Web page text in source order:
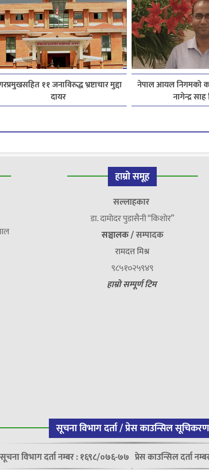
११ जनाविरुद्ध भ्रष्टाचार मुद्दा
दायर
नेपाल आयल निगमको
नागेन्द्र
हाम्रो समूह
सल्लाहकार
डा. दामाेदर पुडासैनी “किशाेर”
सञ्चालक /सम्पादक
रामदत्त मिश्र
९८५१०२५९४९
हाम्रो सम्पूर्ण टिम
सूचना विभाग दर्ता / प्रेस काउन्सिल सूचिकरण
सूचना विभाग दर्ता नम्बर : १६९८/०७६-७७ प्रेस काउन्सिल दर्ता